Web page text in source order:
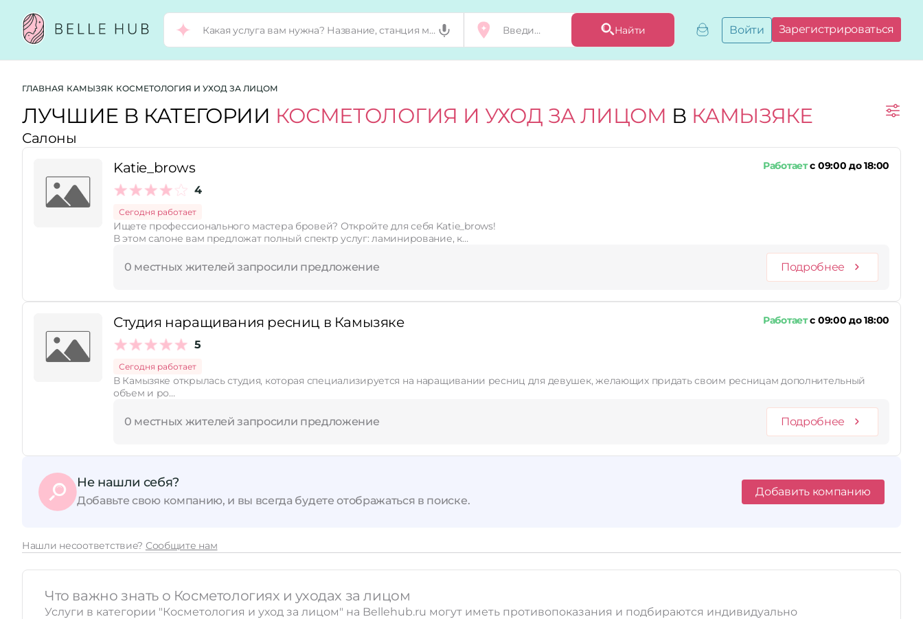
Найти
Добавить,
бизнес
Запросы
Сертификаты
Войти Зарегистрироваться
Город:
Категории:
Услуги:
Принимает сертификаты
Сбросить
ГЛАВНАЯ КАМЫЗЯК КОСМЕТОЛОГИЯ И УХОД ЗА ЛИЦОМ
ЛУЧШИЕ В КАТЕГОРИИ КОСМЕТОЛОГИЯ И УХОД ЗА ЛИЦОМ В КАМЫЗЯКЕ
Салоны
Katie_brows
4
Сегодня работает
Работаетс 09:00 до 18:00
Ищете профессионального мастера бровей? Откройте для себя Katie_brows!
В этом салоне вам предложат полный спектр услуг: ламинирование, к…
0 местных жителей запросили предложение Подробнее
Студия наращивания ресниц в Камызяке
5
Сегодня работает
Работаетс 09:00 до 18:00
В Камызяке открылась студия, которая специализируется на наращивании ресниц для девушек, желающих придать своим ресницам дополнительный
объем и ро…
0 местных жителей запросили предложение Подробнее
Не нашли себя?
Добавьте свою компанию, и вы всегда будете отображаться в поиске.
Добавить компанию
Нашли несоответствие? Сообщите нам
Что важно знать о Косметологиях и уходах за лицом
Услуги в категории "Косметология и уход за лицом" на Bellehub.ru могут иметь противопоказания и подбираются индивидуально